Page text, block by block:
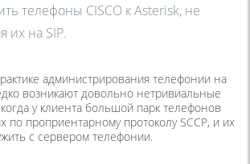
телефоны CISCO к Asterisk, не
их на SIP.
администрирования телефонии на
возникают довольно нетривиальные
у клиента большой парк телефонов
по проприентарному протоколу SCCP, и их
с сервером телефонии.